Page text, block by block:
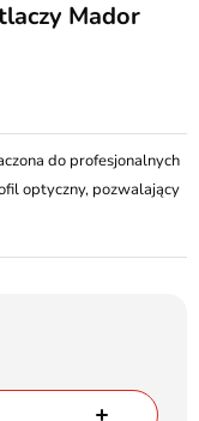
Mador
do profesjonalnych
optyczny, pozwalający